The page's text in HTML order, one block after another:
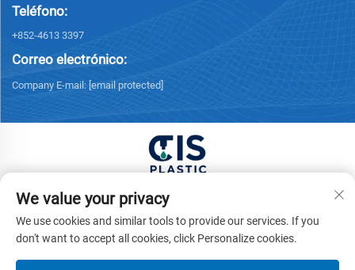
Teléfono:
+852-4613 3397
Correo electrónico:
Company E-mail: [email protected]
Copyright © 2025 China XUONG HOANG TRADING
COMPANY LIMITED Todos los derechos reservados. -
Política de privacidad
We value your privacy
We use cookies and similar tools to provide our services. If you
don't want to accept all cookies, click Personalize cookies.